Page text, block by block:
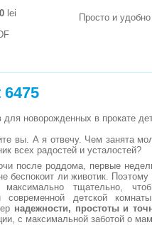
lei
Просто и удобно
новорожденных в прокате
вы. А я отвечу. Чем занята
всех радостей и усталостей?
после роддома, первые
беспокоит ли животик.
тщательно,
детской
надежности, простоты и
с максимальной заботой о